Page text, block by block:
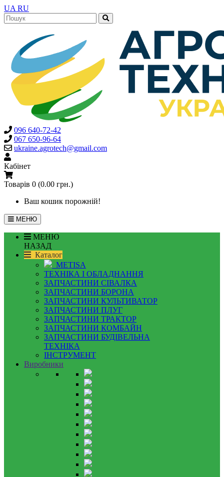
UA RU
096 640-72-42
067 650-96-64
ukraine.agrotech@gmail.com
Кабінет
Товарів 0 (0.00 грн.)
Ваш кошик порожній!
МЕНЮ
МЕНЮ
НАЗАД
Каталог
METISA
ТЕХНІКА І ОБЛАДНАННЯ
ЗАПЧАСТИНИ СІВАЛКА
ЗАПЧАСТИНИ БОРОНА
ЗАПЧАСТИНИ КУЛЬТИВАТОР
ЗАПЧАСТИНИ ПЛУГ
ЗАПЧАСТИНИ ТРАКТОР
ЗАПЧАСТИНИ КОМБАЙН
ЗАПЧАСТИНИ БУДІВЕЛЬНА
ТЕХНІКА
ІНСТРУМЕНТ
Виробники